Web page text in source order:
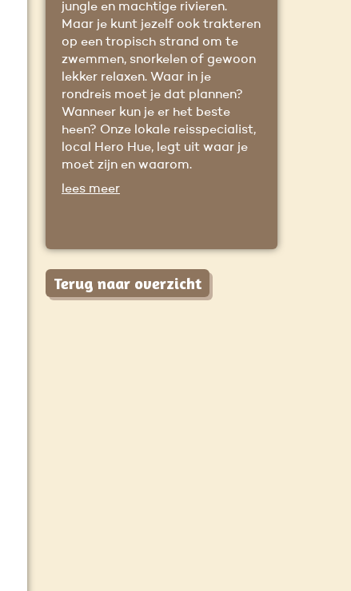
jungle en machtige rivieren.
Maar je kunt jezelf ook trakteren
op een tropisch strand om te
zwemmen, snorkelen of gewoon
lekker relaxen. Waar in je
rondreis moet je dat plannen?
Wanneer kun je er het beste
heen? Onze lokale reisspecialist,
local Hero Hue, legt uit waar je
moet zijn en waarom.
lees meer
Terug naar overzicht